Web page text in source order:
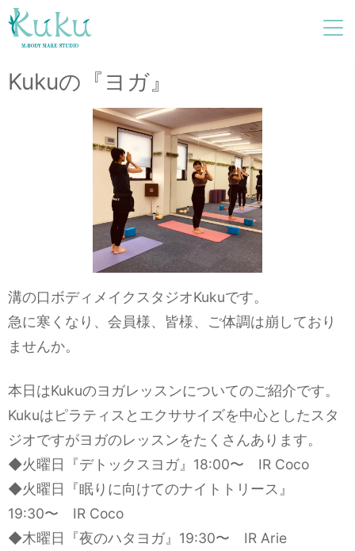
Kukuの『ヨガ』
溝の口ボディメイクスタジオKukuです。
急に寒くなり、会員様、皆様、ご体調は崩しており
ませんか。
本日はKukuのヨガレッスンについてのご紹介です。
Kukuはピラティスとエクササイズを中心としたスタ
ジオですがヨガのレッスンをたくさんあります。
◆火曜日『デトックスヨガ』18:00〜 IR Coco
◆火曜日『眠りに向けてのナイトトリース』
19:30〜 IR Coco
◆木曜日『夜のハタヨガ』19:30〜 IR Arie